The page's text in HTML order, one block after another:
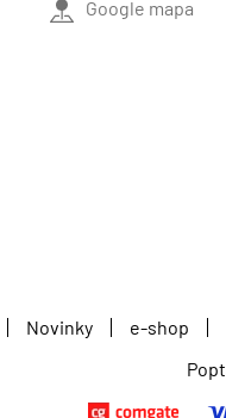
Google mapa
Novinky e-shop